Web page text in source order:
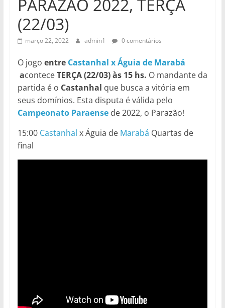
PARAZÃO 2022, TERÇA
(22/03)
março 22, 2022 admin1 0 comentários
O jogo entre Castanhal x Águia de Marabá
aconteceTERÇA (22/03) às 15 hs. O mandante da
partida é o Castanhal que busca a vitória em
seus domínios. Esta disputa é válida pelo
Campeonato Paraensede 2022, o Parazão!
15:00 Castanhal x Águia de Marabá Quartas de
final